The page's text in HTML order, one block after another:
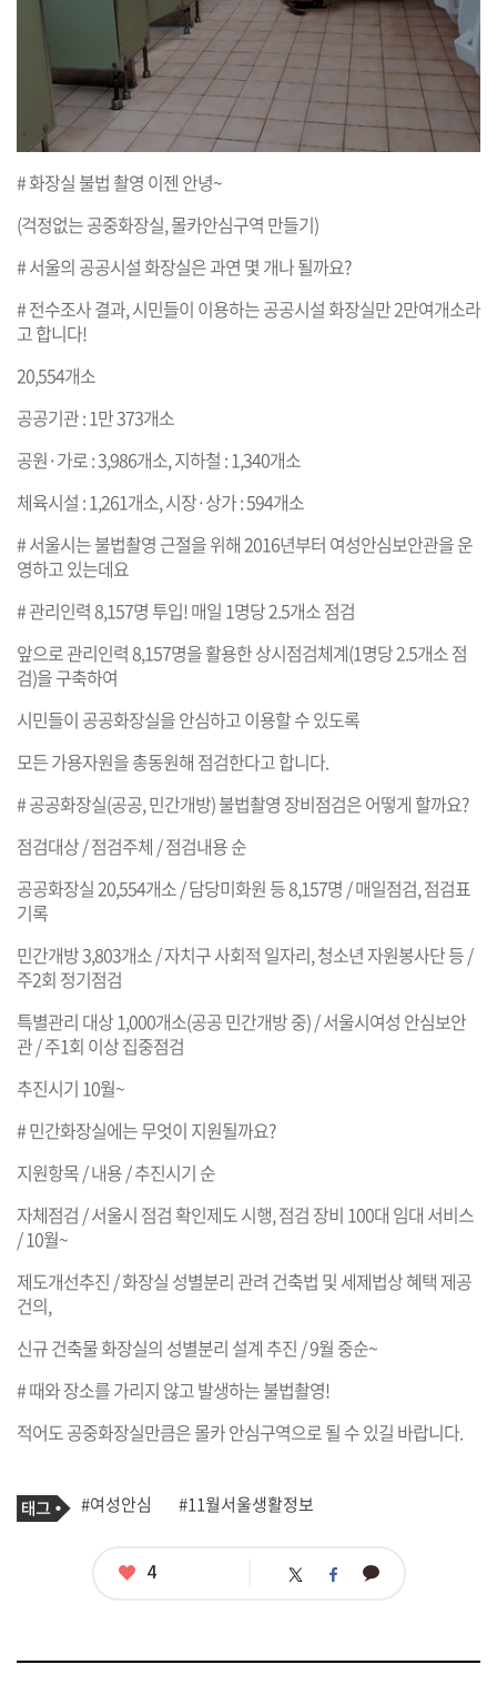
# 화장실 불법 촬영 이젠 안녕~
(걱정없는 공중화장실, 몰카안심구역 만들기)
# 서울의 공공시설 화장실은 과연 몇 개나 될까요?
# 전수조사 결과, 시민들이 이용하는 공공시설 화장실만 2만여개소라
고 합니다!
20,554개소
공공기관 : 1만 373개소
공원·가로 : 3,986개소, 지하철 : 1,340개소
체육시설 : 1,261개소, 시장·상가 : 594개소
# 서울시는 불법촬영 근절을 위해 2016년부터 여성안심보안관을 운
영하고 있는데요
# 관리인력 8,157명 투입! 매일 1명당 2.5개소 점검
앞으로 관리인력 8,157명을 활용한 상시점검체계(1명당 2.5개소 점
검)을 구축하여
시민들이 공공화장실을 안심하고 이용할 수 있도록
모든 가용자원을 총동원해 점검한다고 합니다.
# 공공화장실(공공, 민간개방) 불법촬영 장비점검은 어떻게 할까요?
점검대상 / 점검주체 / 점검내용 순
공공화장실 20,554개소 / 담당미화원 등 8,157명 / 매일점검, 점검표
기록
민간개방 3,803개소 / 자치구 사회적 일자리, 청소년 자원봉사단 등 /
주2회 정기점검
특별관리 대상 1,000개소(공공 민간개방 중) / 서울시여성 안심보안
관 / 주1회 이상 집중점검
추진시기 10월~
# 민간화장실에는 무엇이 지원될까요?
지원항목 / 내용 / 추진시기 순
자체점검 / 서울시 점검 확인제도 시행, 점검 장비 100대 임대 서비스
/ 10월~
제도개선추진 / 화장실 성별분리 관려 건축법 및 세제법상 혜택 제공
건의,
신규 건축물 화장실의 성별분리 설계 추진 / 9월 중순~
# 때와 장소를 가리지 않고 발생하는 불법촬영!
적어도 공중화장실만큼은 몰카 안심구역으로 될 수 있길 바랍니다.
기
사
태
그
#여성안심 #11월서울생활정보
좋
4 트 페 카